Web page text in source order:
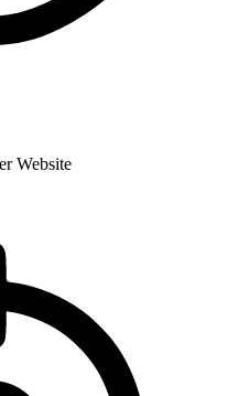
Website